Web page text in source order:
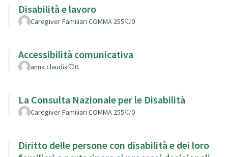
Disabilità e lavoro
Caregiver Familiari COMMA 255 0
Accessibilità comunicativa
anna claudia 0
La Consulta Nazionale per le Disabilità
Caregiver Familiari COMMA 255 0
Diritto delle persone con disabilità e dei loro